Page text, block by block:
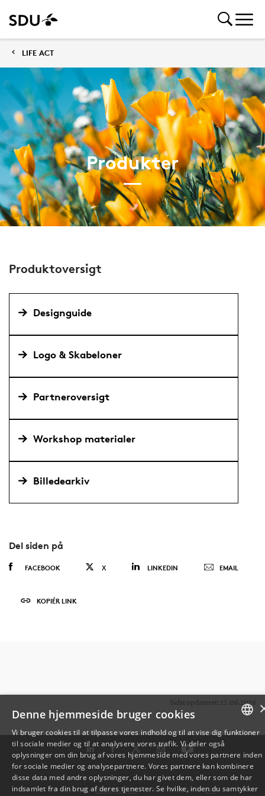
LIFE ACT
Produkter
Produktoversigt
Designguide
Logo & Skabeloner
Partneroversigt
Workshop materialer
Billedearkiv
Del siden på
FACEBOOK X LINKEDIN EMAIL
KOPIÉR LINK
Sidst opdateret: 22.06.2026
TLF: 6550 1000 ·SDU@SDU.DK· CVR-NR: 29283958 ·EAN
ENGLISH
Denne hjemmeside bruger cookies
Vi bruger cookies til at tilpasse vores indhold og til at vise dig funktioner
til sociale medier og til at analysere vores trafik. Vi deler også
oplysninger om din brug af vores hjemmeside med vores partnere inden
for sociale medier og analysepartnere. Vores partnere kan kombinere
disse data med andre oplysninger, du har givet dem, eller som de har
indsamlet fra din brug af deres tjenester. Se hvilke, inden du samtykker